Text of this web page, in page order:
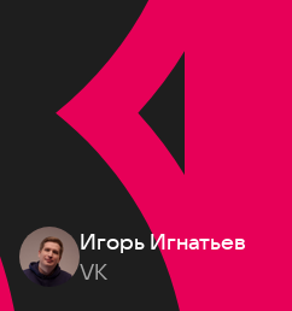
Игорь Игнатьев
VK